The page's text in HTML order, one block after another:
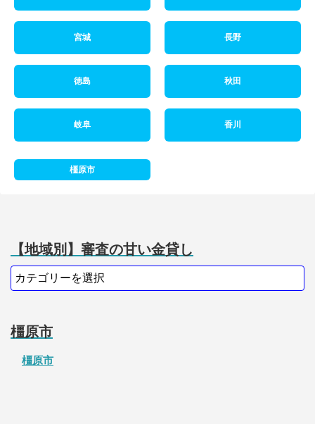
宮城 長野
徳島 秋田
岐阜 香川
橿原市
【地域別】審査の甘い金貸し
橿原市
橿原市